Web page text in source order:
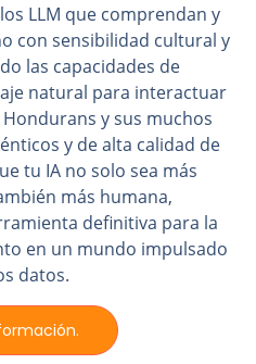
LLM que comprendan y
con sensibilidad cultural y
las capacidades de
natural para interactuar
y sus muchos
y de alta calidad de
tu IA no solo sea más
más humana,
definitiva para la
en un mundo impulsado
datos.